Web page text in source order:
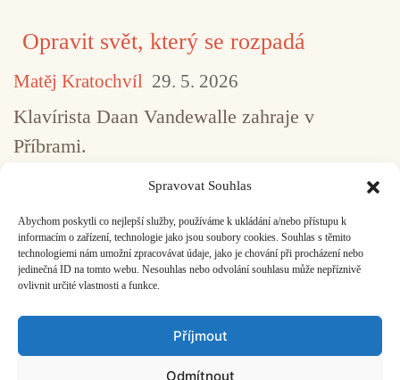
Spravovat Souhlas
Abychom poskytli co nejlepší služby, používáme k ukládání a/nebo přístupu k
informacím o zařízení, technologie jako jsou soubory cookies. Souhlas s těmito
technologiemi nám umožní zpracovávat údaje, jako je chování při procházení nebo
jedinečná ID na tomto webu. Nesouhlas nebo odvolání souhlasu může nepříznivě
ovlivnit určité vlastnosti a funkce.
Příjmout
Odmítnout
Opravit svět, který se rozpadá
Matěj Kratochvíl 29. 5. 2026
Klavírista Daan Vandewalle zahraje v
Příbrami.
1 2 3 4 5 ... 517